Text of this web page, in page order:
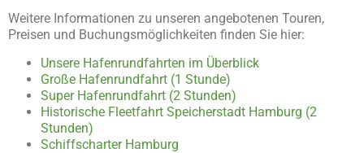
Weitere Informationen zu unseren angebotenen Touren,
Preisen und Buchungsmöglichkeiten finden Sie hier:
Unsere Hafenrundfahrten im Überblick
Große Hafenrundfahrt (1 Stunde)
Super Hafenrundfahrt (2 Stunden)
Historische Fleetfahrt Speicherstadt Hamburg (2
Stunden)
Schiffscharter Hamburg